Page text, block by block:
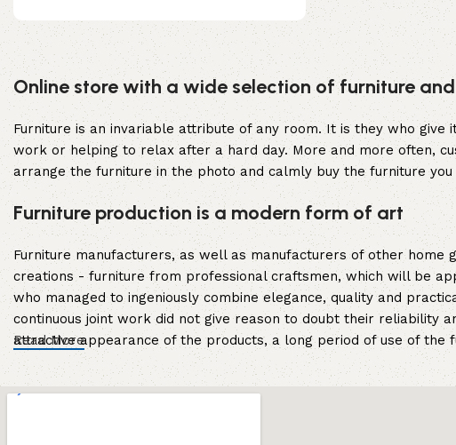
Upholstered chair
Discount 10%
Shop Now
Online store with a wide selection of furniture
Furniture is an invariable attribute of any room. It is they who
work or helping to relax after a hard day. More and more often,
arrange the furniture in the photo and calmly buy the furniture
Furniture production is a modern form of art
Furniture manufacturers, as well as manufacturers of other
creations - furniture from professional craftsmen, which will be
who managed to ingeniously combine elegance, quality and
continuous joint work did not give reason to doubt their reliability
attractive appearance of the products, a long period of use of the
Read More